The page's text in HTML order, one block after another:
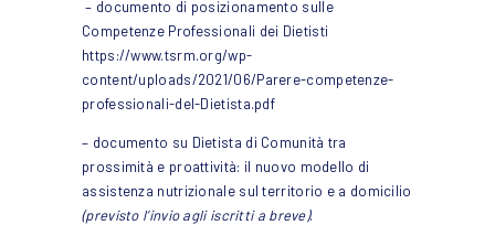
– documento di posizionamento sulle
Competenze Professionali dei Dietisti
https://www.tsrm.org/wp-
content/uploads/2021/06/Parere-competenze-
professionali-del-Dietista.pdf
– documento su Dietista di Comunità tra
prossimità e proattività: il nuovo modello di
assistenza nutrizionale sul territorio e a domicilio
(previsto l’invio agli iscritti a breve).